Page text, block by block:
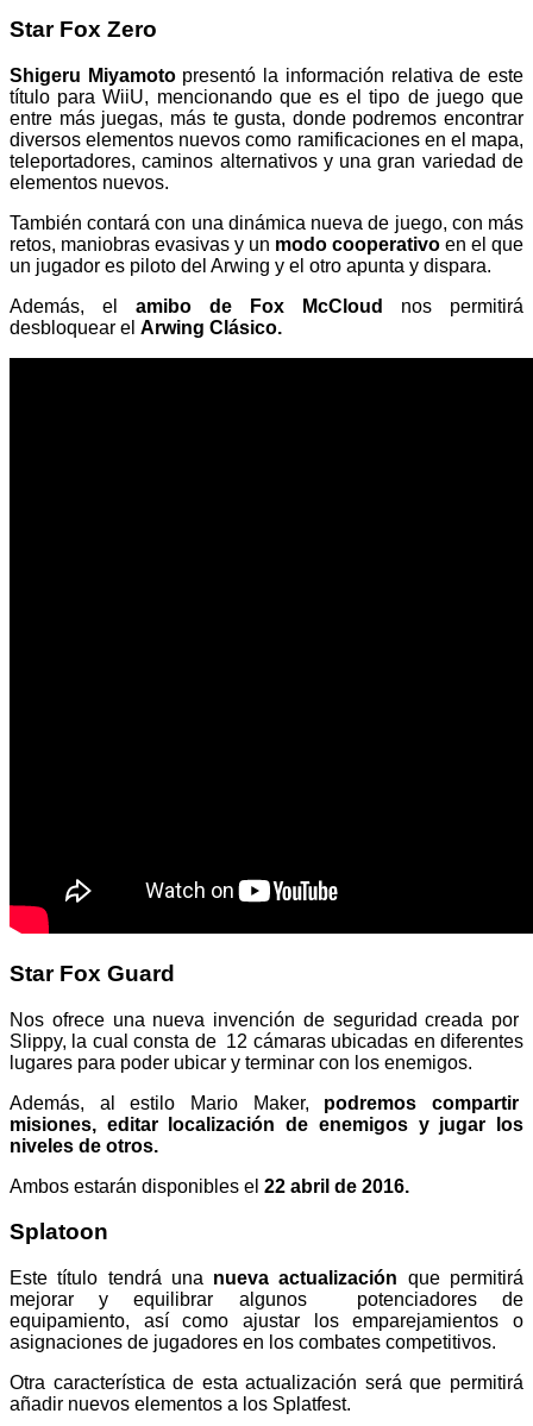
Star Fox Zero
Shigeru Miyamotopresentó la información relativa de este
título para WiiU, mencionando que es el tipo de juego que
entre más juegas, más te gusta, donde podremos encontrar
diversos elementos nuevos como ramificaciones en el mapa,
teleportadores, caminos alternativos y una gran variedad de
elementos nuevos.
También contará con una dinámica nueva de juego, con más
retos, maniobras evasivas y un modo cooperativo en el que
un jugador es piloto del Arwing y el otro apunta y dispara.
Además, el amibo de Fox McCloud
nos permitirá
desbloquear el Arwing Clásico.
Star Fox Guard
Nos ofrece una nueva invención de seguridad creada por
Slippy, la cual consta de 12 cámaras ubicadas en diferentes
lugares para poder ubicar y terminar con los enemigos.
Además, al estilo Mario Maker, podremos compartir
misiones, editar localización de enemigos y jugar los
niveles de otros.
Ambos estarán disponibles el 22 abril de 2016.
Splatoon
Este título tendrá una nueva actualización que permitirá
mejorar y equilibrar algunos
potenciadores de
equipamiento, así como ajustar los emparejamientos o
asignaciones de jugadores en los combates competitivos.
Otra característica de esta actualización será que permitirá
añadir nuevos elementos a los Splatfest.